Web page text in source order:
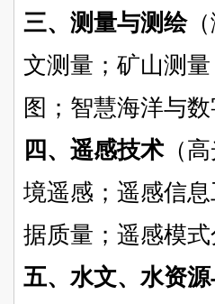
三、测量与测绘
文测量；矿山测
图；智慧海洋与
四、遥感技术（
境遥感；遥感信
据质量；遥感模
五、水文、水资